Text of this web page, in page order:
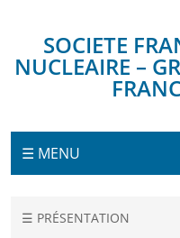
SOCIETE
NUCLEAIRE –
Menu
☰ MENU
☰ PRÉSENTATION
Panneau de gestion des